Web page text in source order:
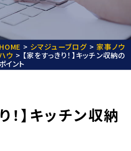
HOME > シマジューブログ > 家事ノウ
ウ > 【家をすっきり！】キッチン収納の
ポイント
！】キッチン収納